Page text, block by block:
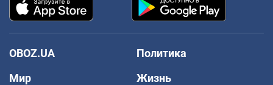
OBOZ.UA
Политика
Мир
Жизнь